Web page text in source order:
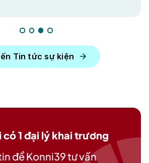
Tin tức sự kiện
có 1 đại lý khai trương
để Konni39 tư vấn